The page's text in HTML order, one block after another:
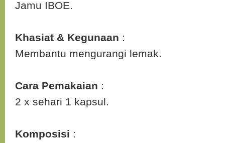
Jamu IBOE.
Khasiat & Kegunaan :
Membantu mengurangi lemak.
Cara Pemakaian :
2 x sehari 1 kapsul.
Komposisi :